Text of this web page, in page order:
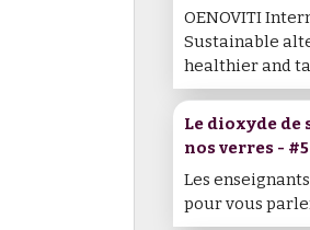
OENOVITI
Sustainable
healthier and
Le dioxyde de
nos verres - #5
Les
pour vous